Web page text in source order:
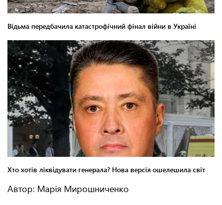
Автор: Марія Мирошниченко